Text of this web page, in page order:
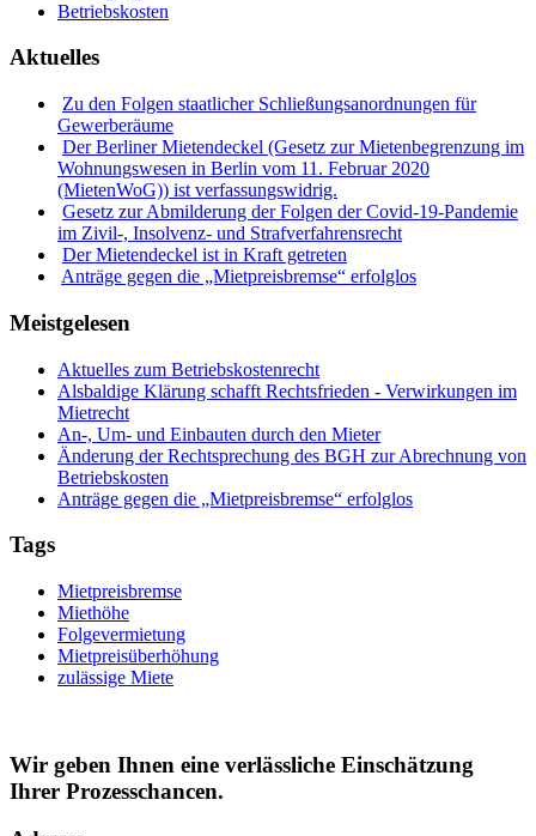
Betriebskosten
Aktuelles
Zu den Folgen staatlicher Schließungsanordnungen für
Gewerberäume
Der Berliner Mietendeckel (Gesetz zur Mietenbegrenzung im
Wohnungswesen in Berlin vom 11. Februar 2020
(MietenWoG)) ist verfassungswidrig.
Gesetz zur Abmilderung der Folgen der Covid-19-Pandemie
im Zivil-, Insolvenz- und Strafverfahrensrecht
Der Mietendeckel ist in Kraft getreten
Anträge gegen die „Mietpreisbremse“ erfolglos
Meistgelesen
Aktuelles zum Betriebskostenrecht
Alsbaldige Klärung schafft Rechtsfrieden - Verwirkungen im
Mietrecht
An-, Um- und Einbauten durch den Mieter
Änderung der Rechtsprechung des BGH zur Abrechnung von
Betriebskosten
Anträge gegen die „Mietpreisbremse“ erfolglos
Tags
Mietpreisbremse
Miethöhe
Folgevermietung
Mietpreisüberhöhung
zulässige Miete
Wir geben Ihnen eine verlässliche Einschätzung
Ihrer Prozesschancen.